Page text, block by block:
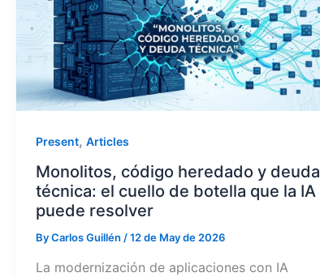
Present, Articles
Monolitos, código heredado y deuda
técnica: el cuello de botella que la IA
puede resolver
ByCarlos Guillén /12 de May de 2026
La modernización de aplicaciones con IA